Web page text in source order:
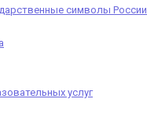
символы России
услуг